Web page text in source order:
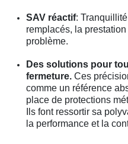
SAV réactif:
remplacés, la
problème.
Des solutions pour
fermeture. Ces
comme un référence
place de protections
Ils font ressortir sa
la performance et la